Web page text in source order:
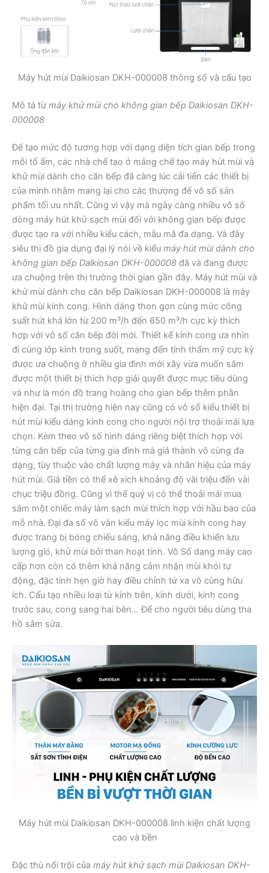
Máy hút mùi Daikiosan DKH-000008 thông số và cấu tạo
Mô tả từmáy khử mùi cho không gian bếp Daikiosan DKH-
000008
Để tạo mức độ tương hợp với dạng diện tích gian bếp trong
mỗi tổ ấm, các nhà chế tạo ở mảng chế tạo máy hút mùi và
khử mùi dành cho căn bếp đã càng lúc cải tiến các thiết bị
của mình nhằm mang lại cho các thượng đế vô số sản
phẩm tối ưu nhất. Cũng vì vậy mà ngày càng nhiều vô số
dòng máy hút khử sạch mùi đối với không gian bếp được
được tạo ra với nhiều kiểu cách, mẫu mã đa dạng. Và đây
siêu thị đồ gia dụng đại lý nói về kiểu máy hút mùi dành cho
không gian bếp Daikiosan DKH-000008 đã và đang được
ưa chuộng trên thị trường thời gian gần đây. Máy hút mùi và
khử mùi dành cho căn bếp Daikiosan DKH-000008 là máy
khử mùi kính cong. Hình dáng thon gọn cùng mức công
suất hút khá lớn từ 200 m³/h đến 650 m³/h cực kỳ thích
hợp với vô số căn bếp đời mới. Thiết kế kính cong ưa nhìn
đi cùng lớp kính trong suốt, mang đến tính thẩm mỹ cực kỳ
được ưa chuộng ở nhiều gia đình mới xây vừa muốn sắm
được một thiết bị thích hợp giải quyết được mục tiêu dùng
và như là món đồ trang hoàng cho gian bếp thêm phần
hiện đại. Tại thị trường hiện nay cũng có vô số kiểu thiết bị
hút mùi kiểu dáng kính cong cho người nội trợ thoải mái lựa
chọn. Kèm theo vô số hình dáng riêng biệt thích hợp với
từng căn bếp của từng gia đình mà giá thành vô cùng đa
dạng, tùy thuộc vào chất lượng máy và nhãn hiệu của máy
hút mùi. Giá tiền có thể xê xích khoảng độ vài triệu đến vài
chục triệu đồng. Cũng vì thế quý vị có thể thoải mái mua
sắm một chiếc máy làm sạch mùi thích hợp với hầu bao của
mỗ nhà. Đại đa số vô vàn kiểu máy lọc mùi kính cong hay
được trang bị bóng chiếu sáng, khả năng điều khiển lưu
lượng gió, khử mùi bởi than hoạt tính. Vô Số dạng máy cao
cấp hơn còn có thêm khả năng cảm nhận mùi khói tự
động, đặc tính hẹn giờ hay điều chỉnh từ xa vô cùng hữu
ích. Cấu tạo nhiều loại từ kính trên, kính dưới, kính cong
trước sau, cong sang hai bên… Để cho người tiêu dùng tha
hồ sắm sửa.
Máy hút mùi Daikiosan DKH-000008 linh kiện chất lượng
cao và bền
Đặc thù nổi trội của máy hút khử sạch mùi Daikiosan DKH-